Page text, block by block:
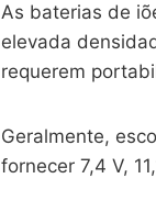
As baterias de
elevada
requerem
Geralmente,
fornecer 7,4 V,